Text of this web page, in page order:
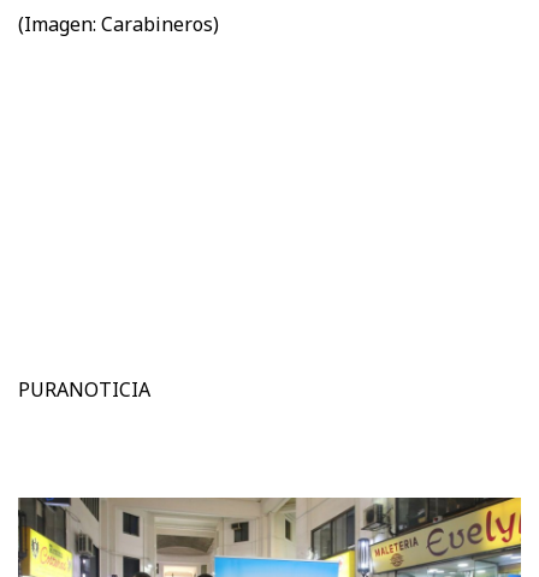
(Imagen: Carabineros)
PURANOTICIA